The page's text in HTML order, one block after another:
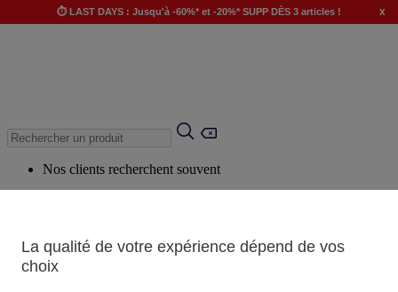
⏱️ LAST DAYS : Jusqu'à -60%* et -20%* SUPP DÈS 3 articles ! x
Nos clients recherchent souvent
Produits suggérés
Voir tous les produits
La qualité de votre expérience dépend de vos
choix